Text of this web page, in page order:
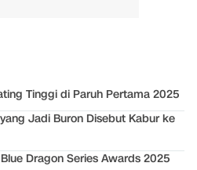
Tinggi di Paruh Pertama 2025
Jadi Buron Disebut Kabur ke
Dragon Series Awards 2025